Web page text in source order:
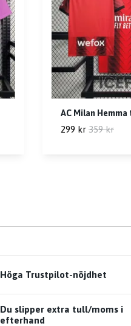
AC Milan Hemma
299 kr 359 kr
Höga Trustpilot-nöjdhet
Du slipper extra tull/moms i
efterhand